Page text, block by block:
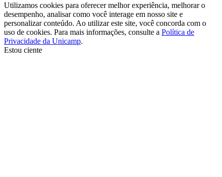
Utilizamos cookies para oferecer melhor experiência, melhorar o
desempenho, analisar como você interage em nosso site e
personalizar conteúdo. Ao utilizar este site, você concorda com o
uso de cookies. Para mais informações, consulte a Política de
Privacidade da Unicamp.
Estou ciente